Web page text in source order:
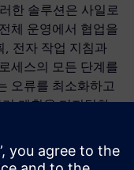
한 솔루션은 사일로
체 운영에서 협업을
, 전자 작업 지침과
세스의 모든 단계를
오류를 최소화하고
계획을 디지털화
하는 동시에 규정 준
는 강력한 프로세스